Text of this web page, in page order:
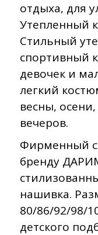
отдыха, для
Утепленный
Стильный
спортивный
девочек и
легкий
весны,
вечеров.
Фирменный
бренду
нашивка.
80/86/92/98/
детского